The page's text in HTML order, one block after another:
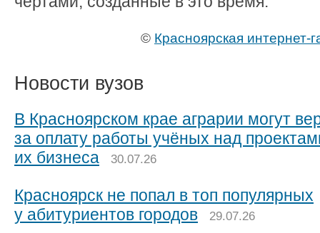
© Красноярская интернет-
Новости вузов
В Красноярском крае аграрии могут
за оплату работы учёных над
их бизнеса
30.07.26
Красноярск не попал в топ популярных
у абитуриентов городов
29.07.26